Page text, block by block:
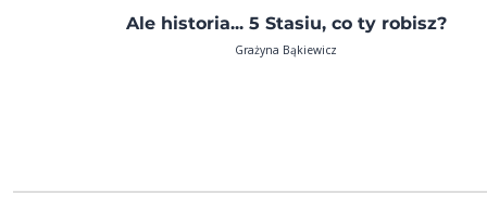
Ale historia... 5 Stasiu, co ty robisz?
Grażyna Bąkiewicz